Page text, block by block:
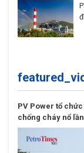
PV Power tổ
chống cháy nổ